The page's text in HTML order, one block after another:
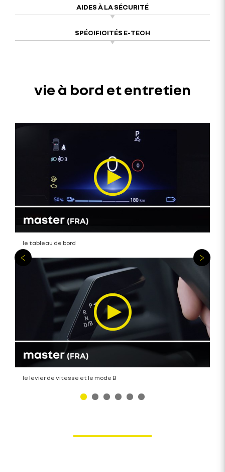
AIDES À LA SÉCURITÉ
SPÉCIFICITÉS E-TECH
vie à bord et entretien
le tableau de bord
le levier de vitesse et le mode B